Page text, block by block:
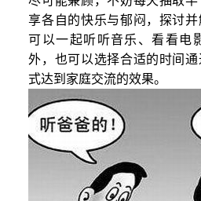
享各自的快乐与郁闷，探讨
可以一起听听音乐、看看电
外，也可以选择合适的时间
式达到家庭交流的效果。